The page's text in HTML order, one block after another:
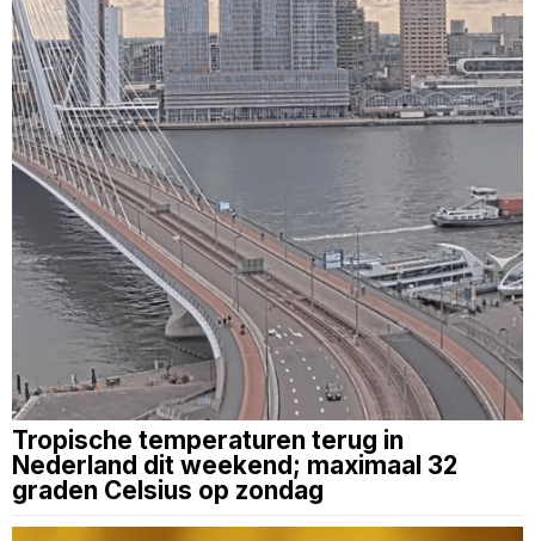
Tropische temperaturen terug in
Nederland dit weekend; maximaal 32
graden Celsius op zondag